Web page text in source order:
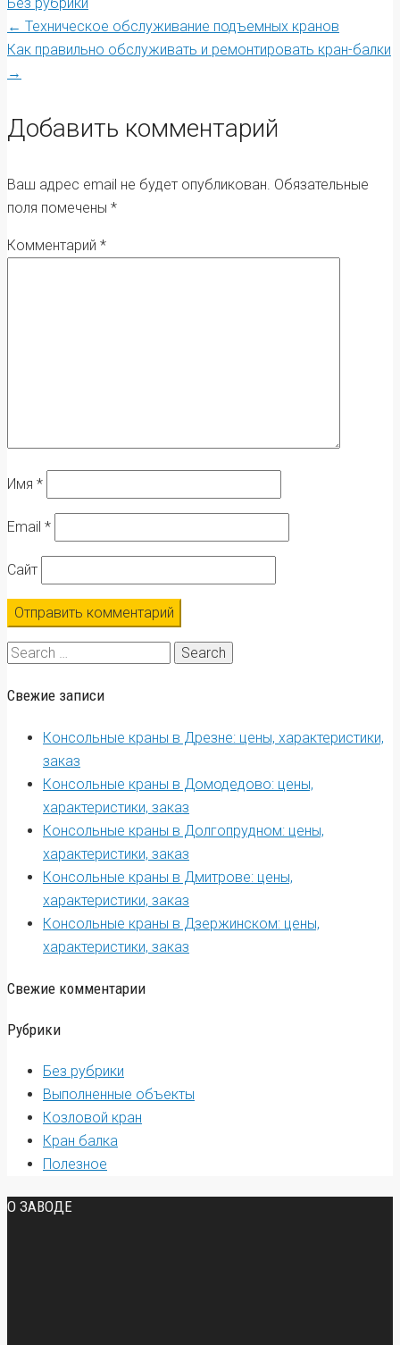
Без рубрики
Post
navigation
← Техническое обслуживание подъемных кранов
Как правильно обслуживать и ремонтировать кран-балки
→
Добавить комментарий
Ваш адрес email не будет опубликован. Обязательные
поля помечены *
Комментарий *
Имя *
Email *
Сайт
Search
Свежие записи
Консольные краны в Дрезне: цены, характеристики,
заказ
Консольные краны в Домодедово: цены,
характеристики, заказ
Консольные краны в Долгопрудном: цены,
характеристики, заказ
Консольные краны в Дмитрове: цены,
характеристики, заказ
Консольные краны в Дзержинском: цены,
характеристики, заказ
Свежие комментарии
Рубрики
Без рубрики
Выполненные объекты
Козловой кран
Кран балка
Полезное
О ЗАВОДЕ